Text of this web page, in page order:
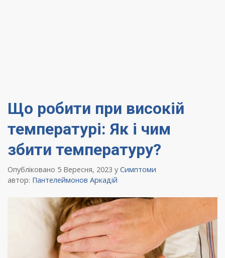
Що робити при високій
температурі: Як і чим
збити температуру?
Опубліковано 5 Вересня, 2023 у Симптоми
автор: Пантелеймонов Аркадій